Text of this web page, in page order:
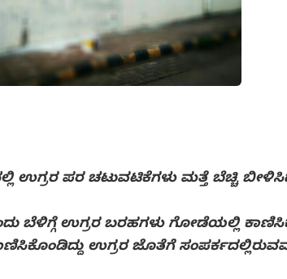
ಉಗ್ರರ ಪರ ಚಟುವಟಿಕೆಗಳು ಮತ್ತೆ ಬೆಚ್ಚಿ
ಬೆಳಿಗ್ಗೆ ಉಗ್ರರ ಬರಹಗಳು ಗೋಡೆಯಲ್ಲಿ
ಉಗ್ರರ ಜೊತೆಗೆ